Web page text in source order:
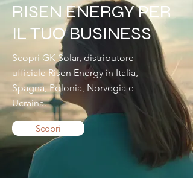
RISEN ENERGY PER
IL TUO BUSINESS
Scopri GK Solar, distributore
ufficiale Risen Energy in Italia,
Spagna, Polonia, Norvegia e
Ucraina.
Scopri